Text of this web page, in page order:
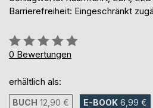
Barrierefreiheit: Eingeschränkt
Bewertung::
0%
0 Bewertungen
erhältlich als:
BUCH 12,90 € E-BOOK 6,99 €